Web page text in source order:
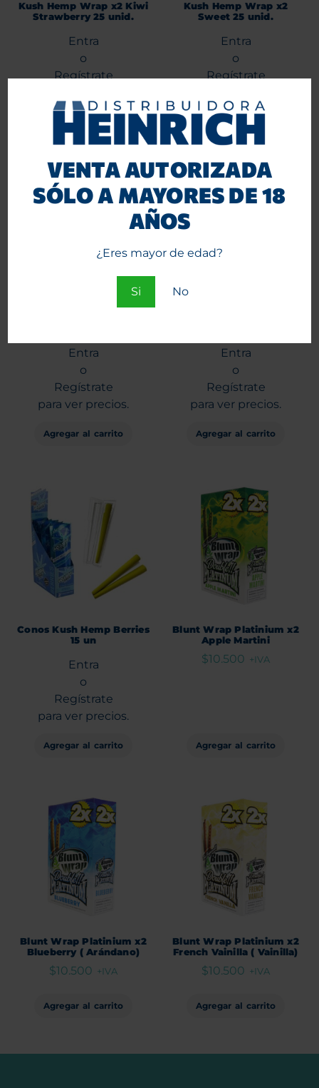
VENTA AUTORIZADA
SÓLO A MAYORES DE 18
AÑOS
¿Eres mayor de edad?
Si No
Kush Hemp Wrap x2 Kiwi
Strawberry 25 unid.
Entra
o
Regístrate
Agregar al carrito
Kush Hemp Wrap x2
Sweet 25 unid.
Entra
o
Regístrate
Agregar al carrito
Entra
o
Regístrate
para ver precios.
Agregar al carrito
Entra
o
Regístrate
para ver precios.
Agregar al carrito
Conos Kush Hemp Berries
15 un
Entra
o
Regístrate
para ver precios.
Agregar al carrito
Blunt Wrap Platinium x2
Apple Martini
$10.500 +IVA
Agregar al carrito
Blunt Wrap Platinium x2
Blueberry ( Arándano)
$10.500 +IVA
Agregar al carrito
Blunt Wrap Platinium x2
French Vainilla ( Vainilla)
$10.500 +IVA
Agregar al carrito